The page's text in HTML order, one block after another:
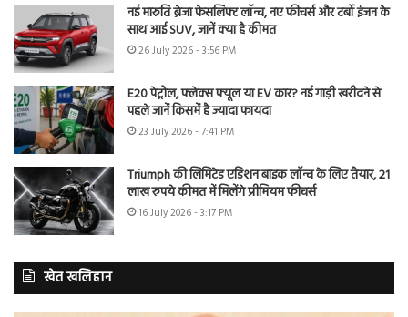
नई मारुति ब्रेजा फेसलिफ्ट लॉन्च, नए फीचर्स और टर्बो इंजन के
साथ आई SUV, जानें क्या है कीमत
26 July 2026 - 3:56 PM
E20 पेट्रोल, फ्लेक्स फ्यूल या EV कार? नई गाड़ी खरीदने से
पहले जानें किसमें है ज्यादा फायदा
23 July 2026 - 7:41 PM
Triumph की लिमिटेड एडिशन बाइक लॉन्च के लिए तैयार, 21
लाख रुपये कीमत में मिलेंगे प्रीमियम फीचर्स
16 July 2026 - 3:17 PM
खेत खलिहान